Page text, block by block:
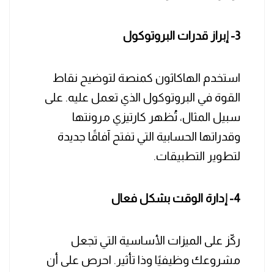
3- إبراز قدرات البروتوكول
استخدم الهاكاثون كمنصة لتوضيح نقاط
القوة في البروتوكول الذي تعمل عليه. على
سبيل المثال، تُظهر كارتيزي مرونتها
وقدراتها الحسابية التي تفتح آفاقًا جديدة
لتطوير التطبيقات.
4- إدارة الوقت بشكل فعال
ركّز على الميزات الأساسية التي تجعل
مشروعك وظيفيًا وذا تأثير. احرص على أن